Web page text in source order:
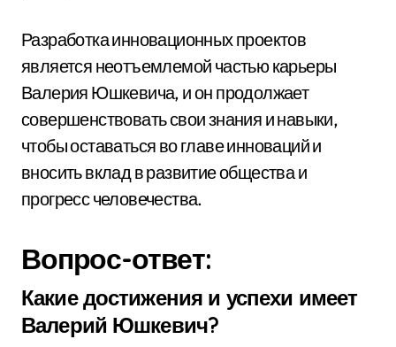
Разработка инновационных проектов
является неотъемлемой частью карьеры
Валерия Юшкевича, и он продолжает
совершенствовать свои знания и навыки,
чтобы оставаться во главе инноваций и
вносить вклад в развитие общества и
прогресс человечества.
Вопрос-ответ:
Какие достижения и успехи имеет
Валерий Юшкевич?